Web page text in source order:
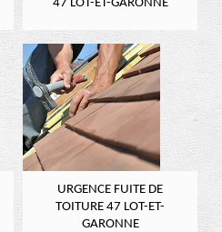
47 LOT-ET-GARONNE
URGENCE FUITE DE
TOITURE 47 LOT-ET-
GARONNE